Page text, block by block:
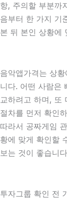
항, 주의할 부분까
음부터 한 가지 기
본 뒤 본인 상황에
음악앱가격는 상
니다. 어떤 사람은
교하려고 하며, 또
절차를 먼저 확인
따라서 공짜게임
황에 맞게 확인할
보는 것이 좋습니
투자그룹 확인 전